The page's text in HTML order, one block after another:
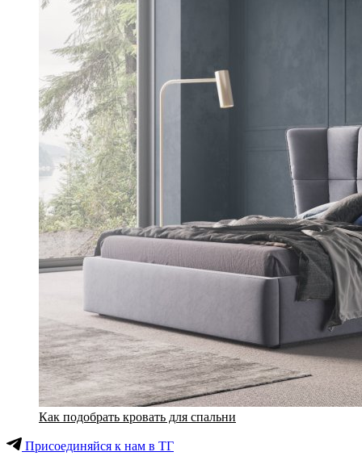
Как подобрать кровать для спальни
Присоединяйся к нам в ТГ